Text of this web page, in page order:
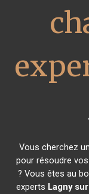
Vous cherchez un
pour résoudre
? Vous êtes au
experts Lagny